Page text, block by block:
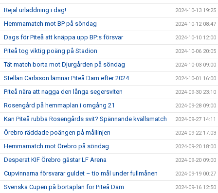
Rejäl urladdning i dag! 2024-10-13 19:25
Hemmamatch mot BP på söndag 2024-10-12 08:47
Dags för Piteå att knäppa upp BP:s försvar 2024-10-10 12:00
Piteå tog viktig poäng på Stadion 2024-10-06 20:05
Tät match borta mot Djurgården på söndag 2024-10-03 09:00
Stellan Carlsson lämnar Piteå Dam efter 2024 2024-10-01 16:00
Piteå nära att nagga den långa segersviten 2024-09-30 23:10
Rosengård på hemmaplan i omgång 21 2024-09-28 09:00
Kan Piteå rubba Rosengårds svit? Spännande kvällsmatch 2024-09-27 14:11
Örebro räddade poängen på mållinjen 2024-09-22 17:03
Hemmamatch mot Örebro på söndag 2024-09-20 18:00
Desperat KIF Örebro gästar LF Arena 2024-09-20 09:00
Cupvinnarna försvarar guldet – tio mål under fullmånen 2024-09-19 00:27
Svenska Cupen på bortaplan för Piteå Dam 2024-09-16 12:50